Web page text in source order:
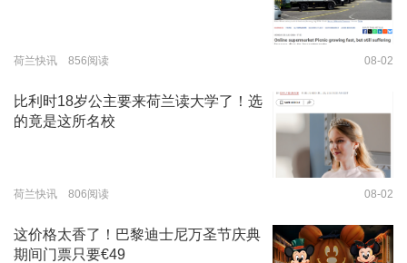
荷兰快讯 856阅读 08-02
比利时18岁公主要来荷兰读大学了！选
的竟是这所名校
荷兰快讯 806阅读 08-02
这价格太香了！巴黎迪士尼万圣节庆典
期间门票只要€49